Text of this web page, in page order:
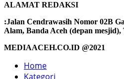
ALAMAT REDAKSI
:Jalan Cendrawasih Nomor 02B
Alam, Banda Aceh (depan mesjid),
MEDIAACEH.CO.ID @2021
Home
Kategori